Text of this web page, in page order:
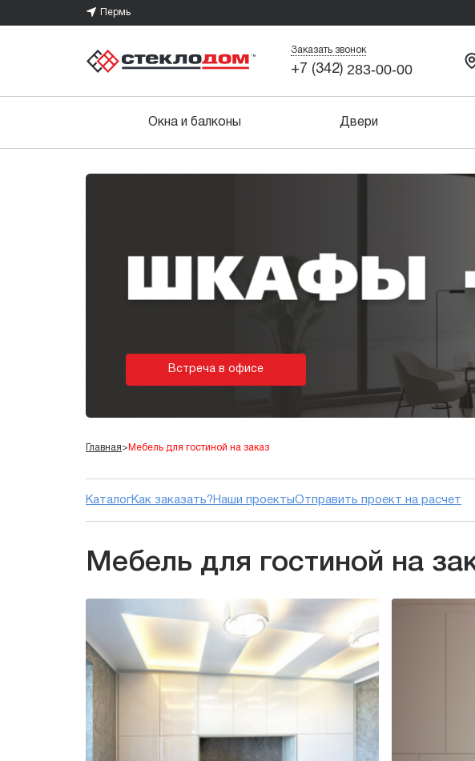
Пермь
Заказать звонок
+7 (342) 283-00-00
Окна и балконы Двери
Встреча в офисе
Главная> Мебель для гостиной на заказ
КаталогКак заказать? Наши проектыОтправить проект на расчет
Мебель для гостиной на